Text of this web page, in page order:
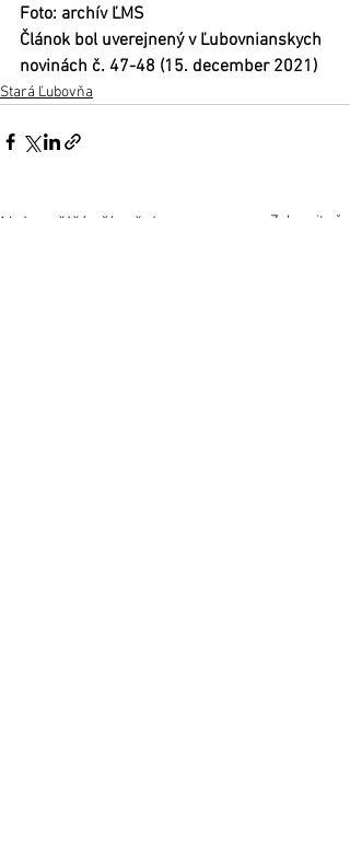
Foto: archív ĽMS
Článok bol uverejnený v Ľubovnianskych
novinách č. 47-48 (15. december 2021)
Stará Ľubovňa
Nejnovější příspěvky Zobrazit vše